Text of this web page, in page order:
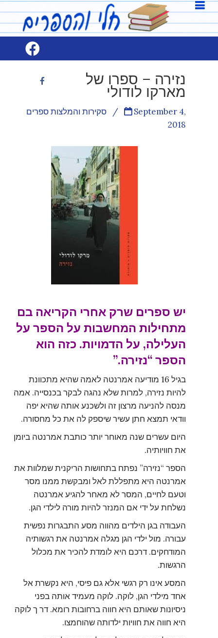
נזירה – ספרו של
מארקו לודולי
סקירות והמלצות ספרים /
September 4,
2018
יש ספרים שרק אחרי הקריאה בם
מתחילות המחשבות על הספר על
העלילה, על הדמויות. כזה הוא
הספר “נזירה.”
בגיל 16 מודיעה אמרנטה לאמה שהיא מתכוונת
להיות נזירה, למרות שלא נהגה לבקר בכנסייה. אמה
מנסה להניעה מרצון זה ולשכנע אותה שהיא יפה
וודאי תמצא חתן עשיר שיספק לה את כל מחסורה.
היום עשרים שנה מאוחר יותר כותבת אמרנטה ביומן
את חוויותיה.
הספר “נזירה” נפתח בתחושות הריקנית שמלוות את
אמרנטה היא מתפללת לאל ומבקשת ממנו מסר
וטעם לחיים, המסר לא מאחר להגיע אמרנטה
נשלחת על ידי אם המנזר להיות מורה לילדי הגן.
העבודה בגן הילדים מהווה מסע התבגרות נפשית
עבורה. מול ילדי הגן מגלה אמרנטה את רגשותיה
המודחקים. דרכם היא לומדת להכיר את מכלול
הרגשות.
המסע אינו רק רגשי אלא גם פיסי, היא נקשרת אל
אחד מילדי הגן, לוקה. לוקה מעמיד אותה בפני
ניסיונות שאותם היא חווה ברחובות רומא. דר ך לוקה
היא חווה את חוויות ילדותה שהוחמצו.